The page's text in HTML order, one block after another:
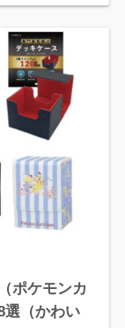
ポケモンカ
選（かわい